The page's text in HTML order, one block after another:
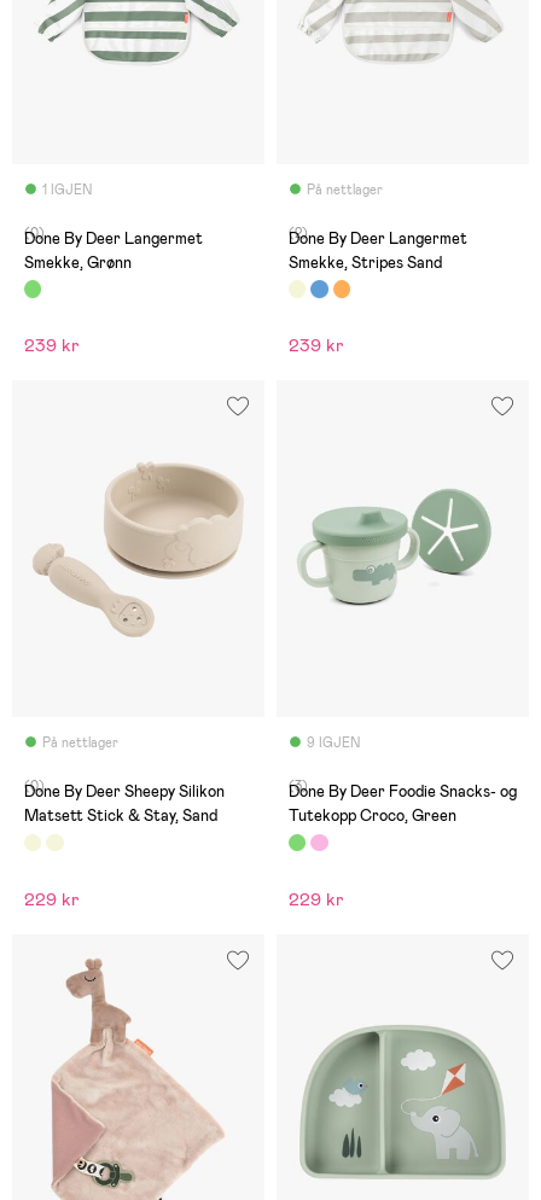
1 IGJEN
(0)
Done By Deer Langermet
Smekke, Grønn
239 kr
På nettlager
(2)
Done By Deer Langermet
Smekke, Stripes Sand
239 kr
På nettlager
(0)
Done By Deer Sheepy Silikon
Matsett Stick & Stay, Sand
229 kr
9 IGJEN
(3)
Done By Deer Foodie Snacks- og
Tutekopp Croco, Green
229 kr